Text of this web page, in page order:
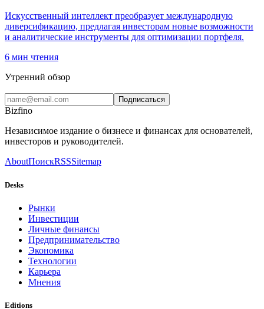
Искусственный интеллект преобразует международную
диверсификацию, предлагая инвесторам новые возможности
и аналитические инструменты для оптимизации портфеля.
6 мин чтения
Утренний обзор
Подписаться
Bizfino
Независимое издание о бизнесе и финансах для основателей,
инвесторов и руководителей.
AboutПоискRSSSitemap
Desks
Рынки
Инвестиции
Личные финансы
Предпринимательство
Экономика
Технологии
Карьера
Мнения
Editions